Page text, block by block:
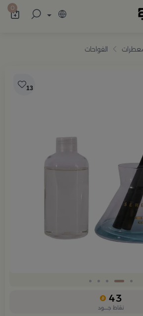
تضم ترامس القهوة 0
الفواحات
13
43
نقاط جــــود